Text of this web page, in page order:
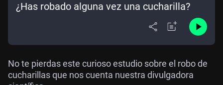
¿Has robado alguna vez una cucharilla?
No te pierdas este curioso estudio sobre el robo de
cucharillas que nos cuenta nuestra divulgadora